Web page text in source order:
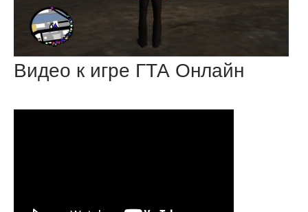
Видео к игре ГТА Онлайн